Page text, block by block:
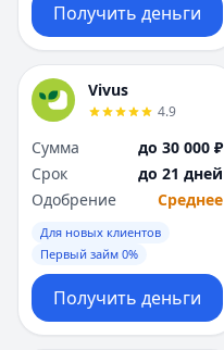
Получить деньги
Vivus
4.9
Сумма
до 30 000 ₽
Срок
до 21 дней
Одобрение
Среднее
Для новых клиентов
Первый займ 0%
Получить деньги